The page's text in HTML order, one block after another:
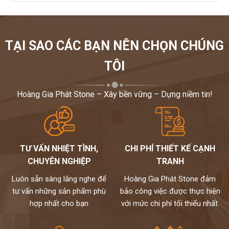
TẠI SAO CÁC BẠN NÊN CHỌN CHÚNG
TÔI
Hoàng Gia Phát Stone – Xây bền vững – Dựng niềm tin!
TƯ VẤN NHIỆT TÌNH,
CHUYÊN NGHIỆP
Luôn sẵn sàng lắng nghe để
tư vấn những sản phẩm phù
hợp nhất cho bạn
CHI PHÍ THIẾT KẾ CẠNH
TRANH
Hoàng Gia Phát Stone đảm
bảo công việc được thực hiện
với mức chi phí tối thiểu nhất.